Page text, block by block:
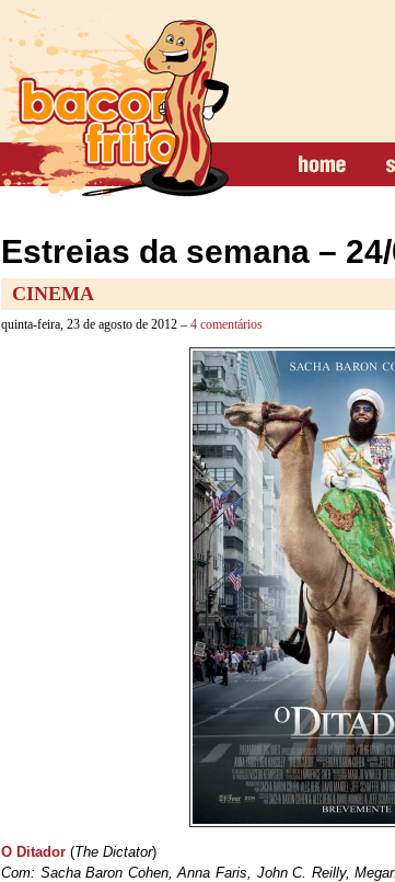
Estreias da semana –
CINEMA
quinta-feira, 23 de agosto de 2012 – 4 comentários
O Ditador (The Dictator)
Com: Sacha Baron Cohen, Anna Faris, John C. Reilly,